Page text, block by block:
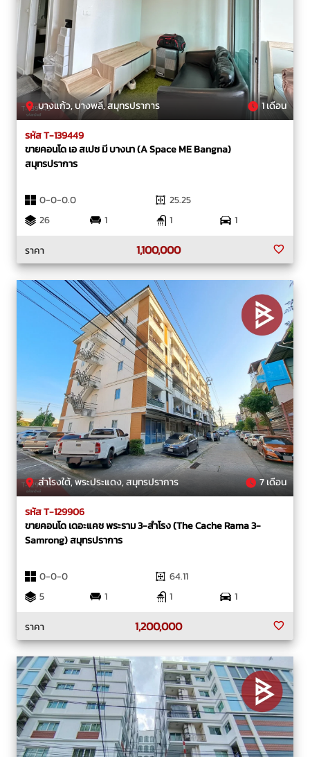
บางแก้ว, บางพลี, สมุทรปราการ 1 เดือน
รหัส T-139449
ขายคอนโด เอ สเปซ มี บางนา (A Space ME Bangna)
สมุทรปราการ
0-0-0.0
25.25
26
1 1
1
ราคา
1,100,000
สำโรงใต้, พระประแดง, สมุทรปราการ 7 เดือน
รหัส T-129906
ขายคอนโด เดอะแคช พระราม 3-สำโรง (The Cache Rama 3-
Samrong) สมุทรปราการ
0-0-0
64.11
5
1 1
1
ราคา
1,200,000